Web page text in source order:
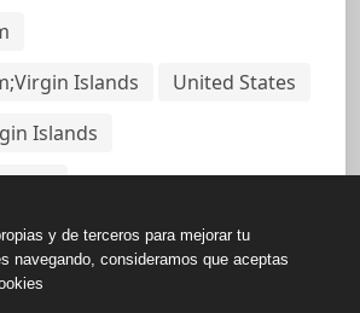
Islands
United States
Islands
y de terceros para mejorar tu
navegando, consideramos que aceptas